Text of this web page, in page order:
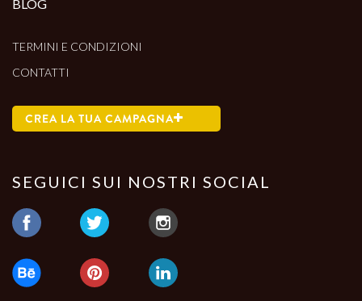
BLOG
TERMINI E CONDIZIONI
CONTATTI
CREA LA TUA CAMPAGNA
SEGUICI SUI NOSTRI SOCIAL